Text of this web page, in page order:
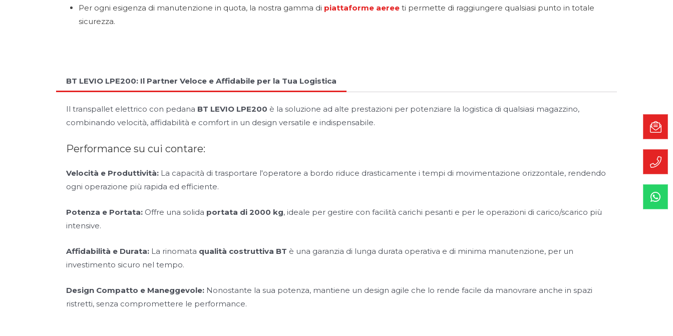
Per ogni esigenza di manutenzione in quota, la nostra gamma di piattaforme aeree ti permette di raggiungere qualsiasi punto in totale
sicurezza.
BT LEVIO LPE200: Il Partner Veloce e Affidabile per la Tua Logistica
Il transpallet elettrico con pedana BT LEVIO LPE200 è la soluzione ad alte prestazioni per potenziare la logistica di qualsiasi magazzino,
combinando velocità, affidabilità e comfort in un design versatile e indispensabile.
Performance su cui contare:
Velocità e Produttività: La capacità di trasportare l'operatore a bordo riduce drasticamente i tempi di movimentazione orizzontale, rendendo
ogni operazione più rapida ed efficiente.
Potenza e Portata: Offre una solida portata di 2000 kg, ideale per gestire con facilità carichi pesanti e per le operazioni di carico/scarico più
intensive.
Affidabilità e Durata: La rinomata qualità costruttiva BT è una garanzia di lunga durata operativa e di minima manutenzione, per un
investimento sicuro nel tempo.
Design Compatto e Maneggevole: Nonostante la sua potenza, mantiene un design agile che lo rende facile da manovrare anche in spazi
ristretti, senza compromettere le performance.